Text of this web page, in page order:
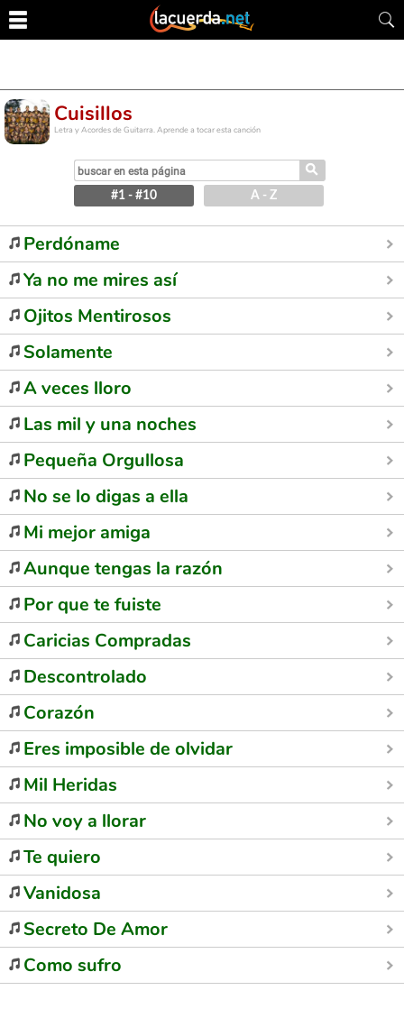
Cuisillos
Letra y Acordes de Guitarra. Aprende a tocar esta canción
⚲
#1 - #10 A - Z
Perdóname
Ya no me mires así
Ojitos Mentirosos
Solamente
A veces lloro
Las mil y una noches
Pequeña Orgullosa
No se lo digas a ella
Mi mejor amiga
Aunque tengas la razón
Por que te fuiste
Caricias Compradas
Descontrolado
Corazón
Eres imposible de olvidar
Mil Heridas
No voy a llorar
Te quiero
Vanidosa
Secreto De Amor
Como sufro